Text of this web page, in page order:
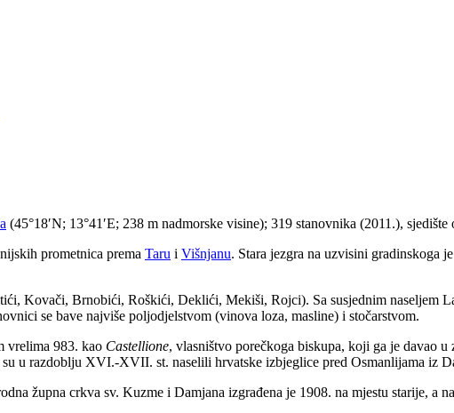
(45°18′N; 13°41′E; 238 m nadmorske visine); 319 stanovnika (2011.),
prometnica prema Taru i Višnjanu. Stara jezgra na uzvisini gradinskoga
Kovači, Brnobići, Roškići, Deklići, Mekiši, Rojci). Sa susjednim naseljem
se bave najviše poljodjelstvom (vinova loza, masline) i stočarstvom.
vrelima 983. kao Castellione, vlasništvo porečkoga biskupa, koji ga je davao
u razdoblju XVI.-XVII. st. naselili hrvatske izbjeglice pred Osmanlijama iz
župna crkva sv. Kuzme i Damjana izgrađena je 1908. na mjestu starije, a